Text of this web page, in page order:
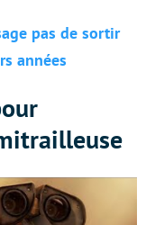
pas de sortir
années